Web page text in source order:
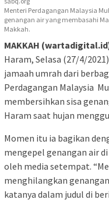
Menteri Perdagangan Malaysia
genangan air yang membasahi
Makkah.
MAKKAH
Haram, Selasa (27/4/
jamaah umrah dari
Perdagangan Malaysia
membersihkan sisa
Haram saat hujan
Momen itu ia bagikan
mengepel genangan air
oleh media setempat.
menghilangkan
katanya dalam judul di